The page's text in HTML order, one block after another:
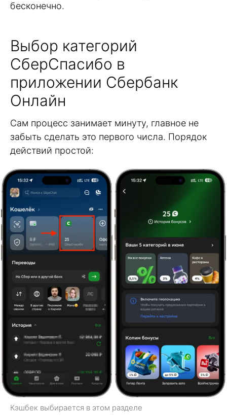
бесконечно.
Выбор категорий
СберСпасибо в
приложении Сбербанк
Онлайн
Сам процесс занимает минуту, главное не
забыть сделать это первого числа. Порядок
действий простой:
Кэшбек выбирается в этом разделе